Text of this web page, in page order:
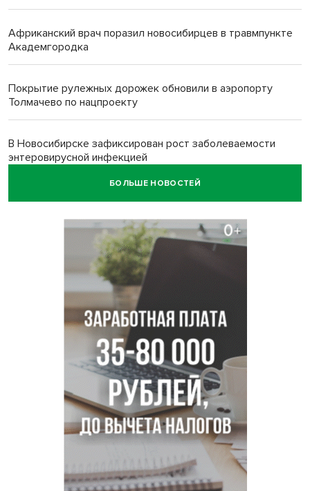
Африканский врач поразил новосибирцев в травмпункте
Академгородка
Покрытие рулежных дорожек обновили в аэропорту
Толмачево по нацпроекту
В Новосибирске зафиксирован рост заболеваемости
энтеровирусной инфекцией
В Новосибирске осудили внука за продажу дедова ружья
В Новосибирске по КРТ сдали первую очередь
миниполиса «Фора»
О пустырях в центре Новосибирска из-за лимита
площади КРТ предупредили эксперты
Начался настоящий сезон: новосибирцы ведрами
собирают белый гриб
БОЛЬШЕ НОВОСТЕЙ